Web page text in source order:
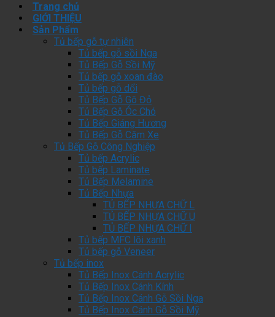
Trang chủ
GIỚI THIỆU
Sản Phẩm
Tủ bếp gỗ tự nhiên
Tủ bếp gỗ sồi Nga
Tủ Bếp Gỗ Sồi Mỹ
Tủ bếp gỗ xoan đào
Tủ bếp gỗ dổi
Tủ Bếp Gỗ Gõ Đỏ
Tủ Bếp Gỗ Óc Chó
Tủ Bếp Giáng Hương
Tủ Bếp Gỗ Căm Xe
Tủ Bếp Gỗ Công Nghiệp
Tủ bếp Acrylic
Tủ bếp Laminate
Tủ Bếp Melamine
Tủ Bếp Nhựa
TỦ BẾP NHỰA CHỮ L
TỦ BẾP NHỰA CHỮ U
TỦ BẾP NHỰA CHỮ I
Tủ bếp MFC lõi xanh
Tủ bếp gỗ Veneer
Tủ bếp inox
Tủ Bếp Inox Cánh Acrylic
Tủ Bếp Inox Cánh Kính
Tủ Bếp Inox Cánh Gỗ Sồi Nga
Tủ Bếp Inox Cánh Gỗ Sồi Mỹ